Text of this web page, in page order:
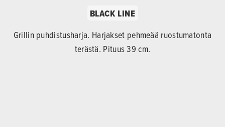
BLACK LINE
Grillin puhdistusharja. Harjakset pehmeää ruostumatonta
terästä. Pituus 39 cm.